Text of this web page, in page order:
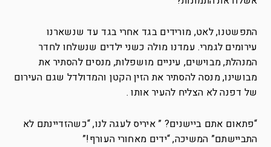
התפשטנו, לאט, מורידים בגד אחרי בגד עד שנשארנו
עירומים לגמרי. עמדנו מולה כשני ילדים שנשלחו לחדר
המנהלת, מבוישים, עיניים מושפלות, מנסים להסתיר את
מבושינו, מנסה להסתיר את הזין הקטן והמדולדל שגם העירום
של דפנה לא הצליח להעיר אותו .
“פתאום אתם ביישנים? ” איריס לעגה לנו, “כשהזדיינתם לא
התביישתם” המשיכה, “ידים מאחורי העורף!”